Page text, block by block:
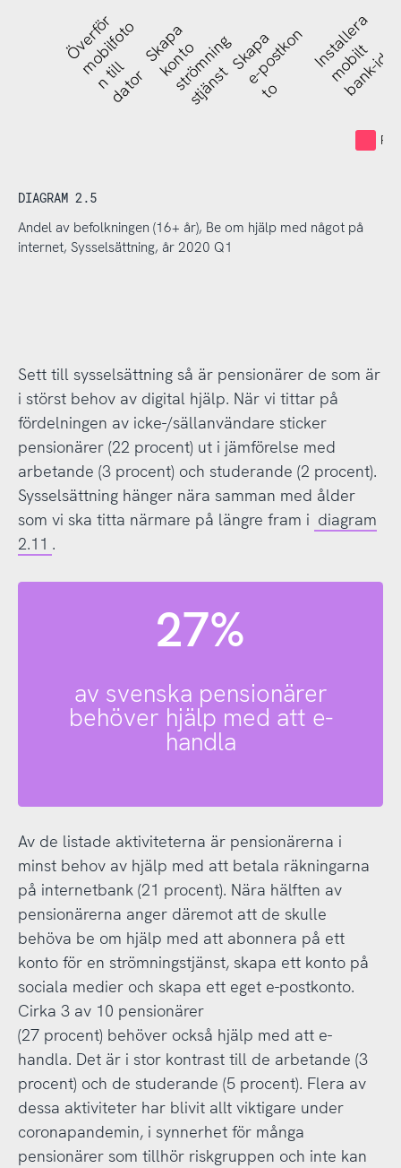
Överför
mobilfoto
n till
dator
Skapa
konto
strömning
stjänst
Skapa
e-postkon
to
Installera
mobilt
bank-id
DIAGRAM 2.5
Andel av befolkningen (16+ år), Be om hjälp med något på
internet, Sysselsättning, år 2020 Q1
Sett till sysselsättning så är pensionärer de som är
i störst behov av digital hjälp. När vi tittar på
fördelningen av icke-/sällanvändare sticker
pensionärer (22 procent) ut i jämförelse med
arbetande (3 procent) och studerande (2 procent).
Sysselsättning hänger nära samman med ålder
som vi ska titta närmare på längre fram i diagram
2.11 .
27%
av svenska pensionärer
behöver hjälp med att e-
handla
Av de listade aktiviteterna är pensionärerna i
minst behov av hjälp med att betala räkningarna
på internetbank (21 procent). Nära hälften av
pensionärerna anger däremot att de skulle
behöva be om hjälp med att abonnera på ett
konto för en strömningstjänst, skapa ett konto på
sociala medier och skapa ett eget e-postkonto.
Cirka 3 av 10 pensionärer
(27 procent) behöver också hjälp med att e-
handla. Det är i stor kontrast till de arbetande (3
procent) och de studerande (5 procent). Flera av
dessa aktiviteter har blivit allt viktigare under
coronapandemin, i synnerhet för många
pensionärer som tillhör riskgruppen och inte kan